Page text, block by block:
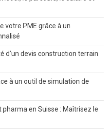
votre PME grâce à un
d’un devis construction terrain
à un outil de simulation de
pharma en Suisse : Maîtrisez le